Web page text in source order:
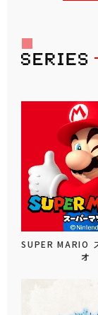
SUPER MARIO
オ